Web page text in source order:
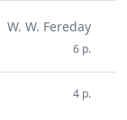
W. W. Fereday
6 p.
4 p.